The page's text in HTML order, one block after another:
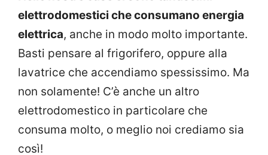
elettrodomestici che consumano energia
elettrica, anche in modo molto importante.
Basti pensare al frigorifero, oppure alla
lavatrice che accendiamo spessissimo. Ma
non solamente! C’è anche un altro
elettrodomestico in particolare che
consuma molto, o meglio noi crediamo sia
così!